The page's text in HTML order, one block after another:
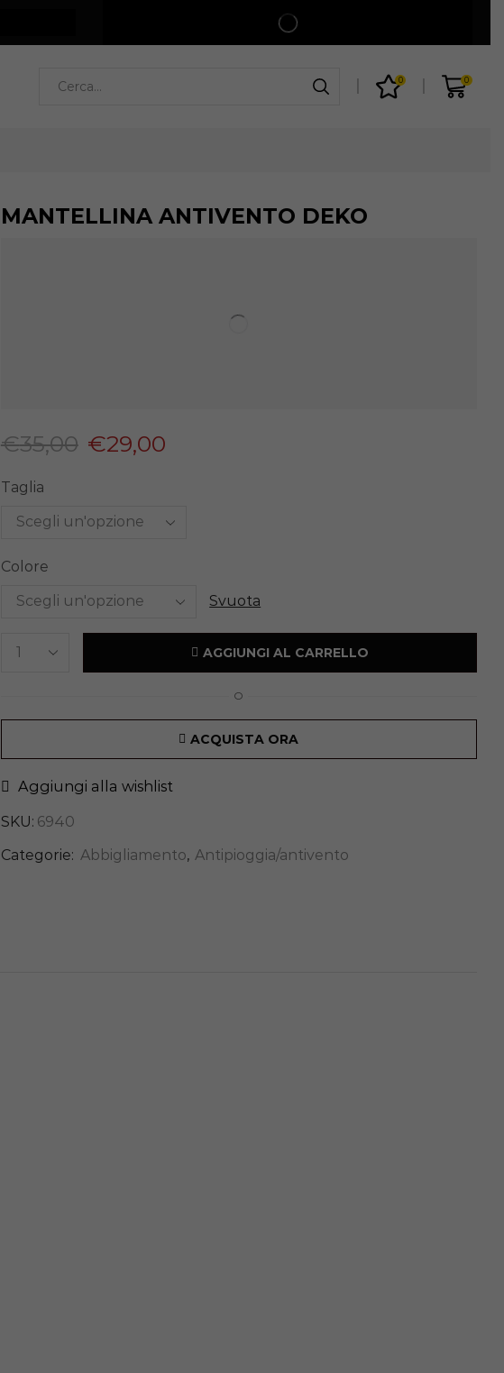
Spedizione gratuita per ordini superiori a 99€
0 0
MANTELLINA ANTIVENTO DEKO
€35,00 €29,00
Taglia
Colore
Svuota
AGGIUNGI AL CARRELLO
O
ACQUISTA ORA
Aggiungi alla wishlist
SKU: 6940
Categorie: Abbigliamento, Antipioggia/antivento